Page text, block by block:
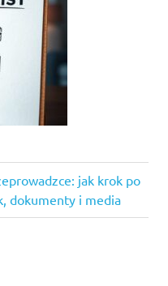
jak krok po
dokumenty i media